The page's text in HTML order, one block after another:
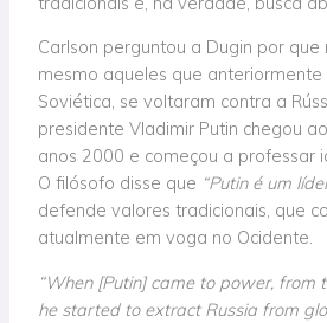
Carlson perguntou a Dugin por que
mesmo aqueles que
Soviética, se voltaram contra a
presidente Vladimir Putin chegou
anos 2000 e começou a professar
O filósofo disse que “Putin é um
defende valores tradicionais, que
atualmente em voga no Ocidente.
“When [Putin] came to power, from
he started to extract Russia from